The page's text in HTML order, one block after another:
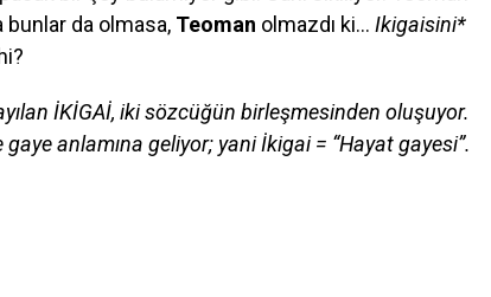
da olmasa, Teoman olmazdı ki… Ikigaisini*
İKİGAİ, iki sözcüğün birleşmesinden oluşuyor.
gaye anlamına geliyor; yani İkigai = “Hayat gayesi”.